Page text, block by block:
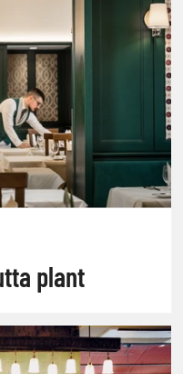
plant